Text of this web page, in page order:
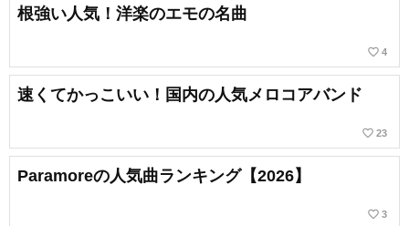
根強い人気！洋楽のエモの名曲
favorite_border 4
速くてかっこいい！国内の人気メロコアバンド
favorite_border 23
Paramoreの人気曲ランキング【2026】
favorite_border 3